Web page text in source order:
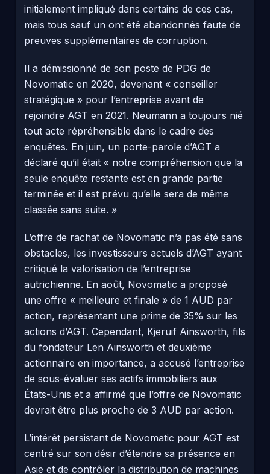
initialement impliqué dans certains de ces cas,
mais tous sauf un ont été abandonnés faute de
preuves supplémentaires de corruption.
Il a démissionné de son poste de PDG de
Novomatic en 2020, devenant « conseiller
stratégique » pour l’entreprise avant de
rejoindre AGT en 2021. Neumann a toujours nié
tout acte répréhensible dans le cadre des
enquêtes. En juin, un porte-parole d’AGT a
déclaré qu’il était « notre compréhension que la
seule enquête restante est en grande partie
terminée et il est prévu qu’elle sera de même
classée sans suite. »
L’offre de rachat de Novomatic n’a pas été sans
obstacles, les investisseurs actuels d’AGT ayant
critiqué la valorisation de l’entreprise
autrichienne. En août, Novomatic a proposé
une offre « meilleure et finale » de 1 AUD par
action, représentant une prime de 35% sur les
actions d’AGT. Cependant, Kjeruif Ainsworth, fils
du fondateur Len Ainsworth et deuxième
actionnaire en importance, a accusé l’entreprise
de sous-évaluer ses actifs immobiliers aux
États-Unis et a affirmé que l’offre de Novomatic
devrait être plus proche de 3 AUD par action.
L’intérêt persistant de Novomatic pour AGT est
centré sur son désir d’étendre sa présence en
Asie et de contrôler la distribution de machines